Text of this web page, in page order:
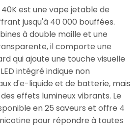
est une vape jetable de
jusqu'à 40 000 bouffées.
à double maille et une
il comporte une
qui ajoute une touche visuelle
intégré indique non
d'e-liquide et de batterie, mais
effets lumineux vibrants. Le
en 25 saveurs et offre 4
pour répondre à toutes